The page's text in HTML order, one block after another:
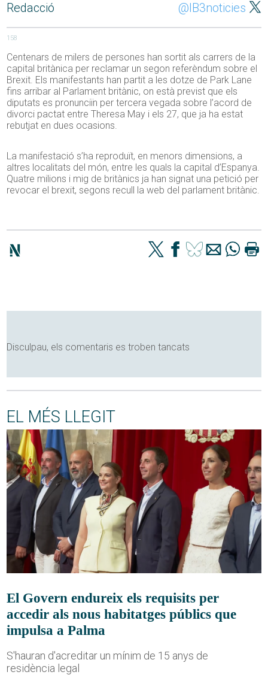
Redacció @IB3noticies
158
Centenars de milers de persones han sortit als carrers de la
capital britànica per reclamar un segon referèndum sobre el
Brexit. Els manifestants han partit a les dotze de Park Lane
fins arribar al Parlament britànic, on està previst que els
diputats es pronunciïn per tercera vegada sobre l’acord de
divorci pactat entre Theresa May i els 27, que ja ha estat
rebutjat en dues ocasions.
La manifestació s’ha reproduït, en menors dimensions, a
altres localitats del món, entre les quals la capital d’Espanya.
Quatre milions i mig de britànics ja han signat una petició per
revocar el brexit, segons recull la web del parlament britànic.
Disculpau, els comentaris es troben tancats
EL MÉS LLEGIT
El Govern endureix els requisits per
accedir als nous habitatges públics que
impulsa a Palma
S'hauran d'acreditar un mínim de 15 anys de
residència legal